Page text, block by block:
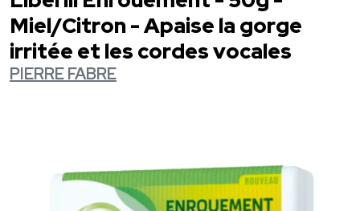
Miel/Citron - Apaise la gorge
irritée et les cordes vocales
PIERRE FABRE